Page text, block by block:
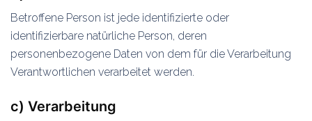
Betroffene Person ist jede identifizierte oder
identifizierbare natürliche Person, deren
personenbezogene Daten von dem für die Verarbeitung
Verantwortlichen verarbeitet werden.
c) Verarbeitung